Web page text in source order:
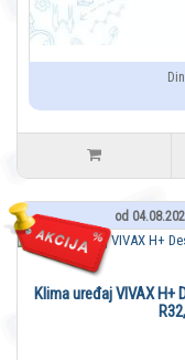
od
Klima uređaj VIVAX H+